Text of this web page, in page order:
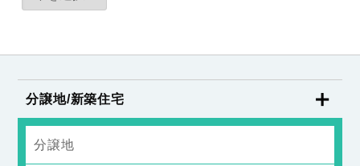
分譲地/新築住宅
分譲地